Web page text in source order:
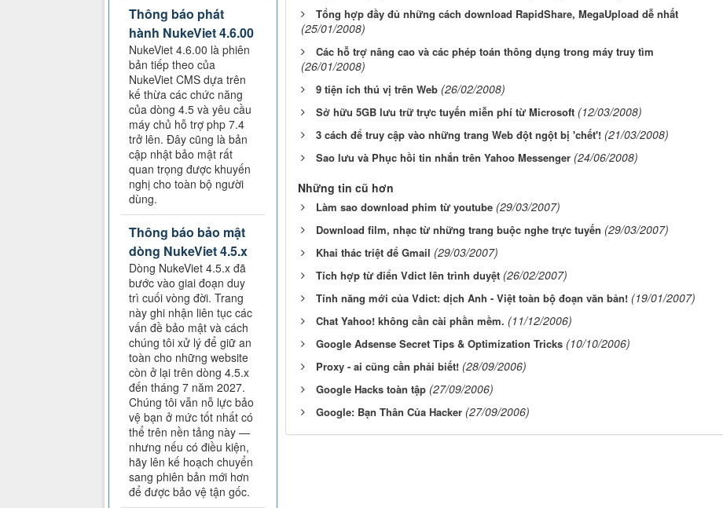
Tổng hợp đầy đủ những cách download RapidShare, MegaUpload dễ nhất
(25/01/2008)
Các hỗ trợ nâng cao và các phép toán thông dụng trong máy truy tìm
(26/01/2008)
9 tiện ích thú vị trên Web (26/02/2008)
Sở hữu 5GB lưu trữ trực tuyến miễn phí từ Microsoft (12/03/2008)
3 cách để truy cập vào những trang Web đột ngột bị 'chết'! (21/03/2008)
Sao lưu và Phục hồi tin nhắn trên Yahoo Messenger (24/06/2008)
Những tin cũ hơn
Làm sao download phim từ youtube (29/03/2007)
Download film, nhạc từ những trang buộc nghe trực tuyến (29/03/2007)
Khai thác triệt để Gmail (29/03/2007)
Tích hợp từ điển Vdict lên trình duyệt (26/02/2007)
Tính năng mới của Vdict: dịch Anh - Việt toàn bộ đoạn văn bản! (19/01/2007)
Chat Yahoo! không cần cài phần mềm. (11/12/2006)
Google Adsense Secret Tips & Optimization Tricks (10/10/2006)
Proxy - ai cũng cần phải biết! (28/09/2006)
Google Hacks toàn tập (27/09/2006)
Google: Bạn Thân Của Hacker (27/09/2006)
Thông báo phát
hành NukeViet 4.6.00
NukeViet 4.6.00 là phiên
bản tiếp theo của
NukeViet CMS dựa trên
kế thừa các chức năng
của dòng 4.5 và yêu cầu
máy chủ hỗ trợ php 7.4
trở lên. Đây cũng là bản
cập nhật bảo mật rất
quan trọng được khuyến
nghị cho toàn bộ người
dùng.
Thông báo bảo mật
dòng NukeViet 4.5.x
Dòng NukeViet 4.5.x đã
bước vào giai đoạn duy
trì cuối vòng đời. Trang
này ghi nhận liên tục các
vấn đề bảo mật và cách
chúng tôi xử lý để giữ an
toàn cho những website
còn ở lại trên dòng 4.5.x
đến tháng 7 năm 2027.
Chúng tôi vẫn nỗ lực bảo
vệ bạn ở mức tốt nhất có
thể trên nền tảng này —
nhưng nếu có điều kiện,
hãy lên kế hoạch chuyển
sang phiên bản mới hơn
để được bảo vệ tận gốc.